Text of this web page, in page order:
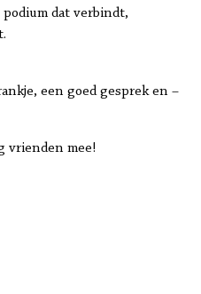
dat verbindt,
een goed gesprek en –
vrienden mee!